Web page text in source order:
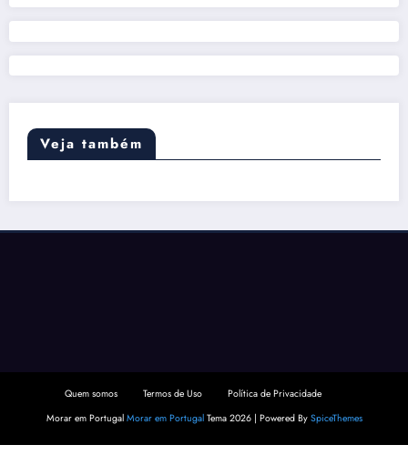
Veja também
Quem somos Termos de Uso
Política de Privacidade
Morar em Portugal Morar em PortugalTema 2026 | Powered By SpiceThemes